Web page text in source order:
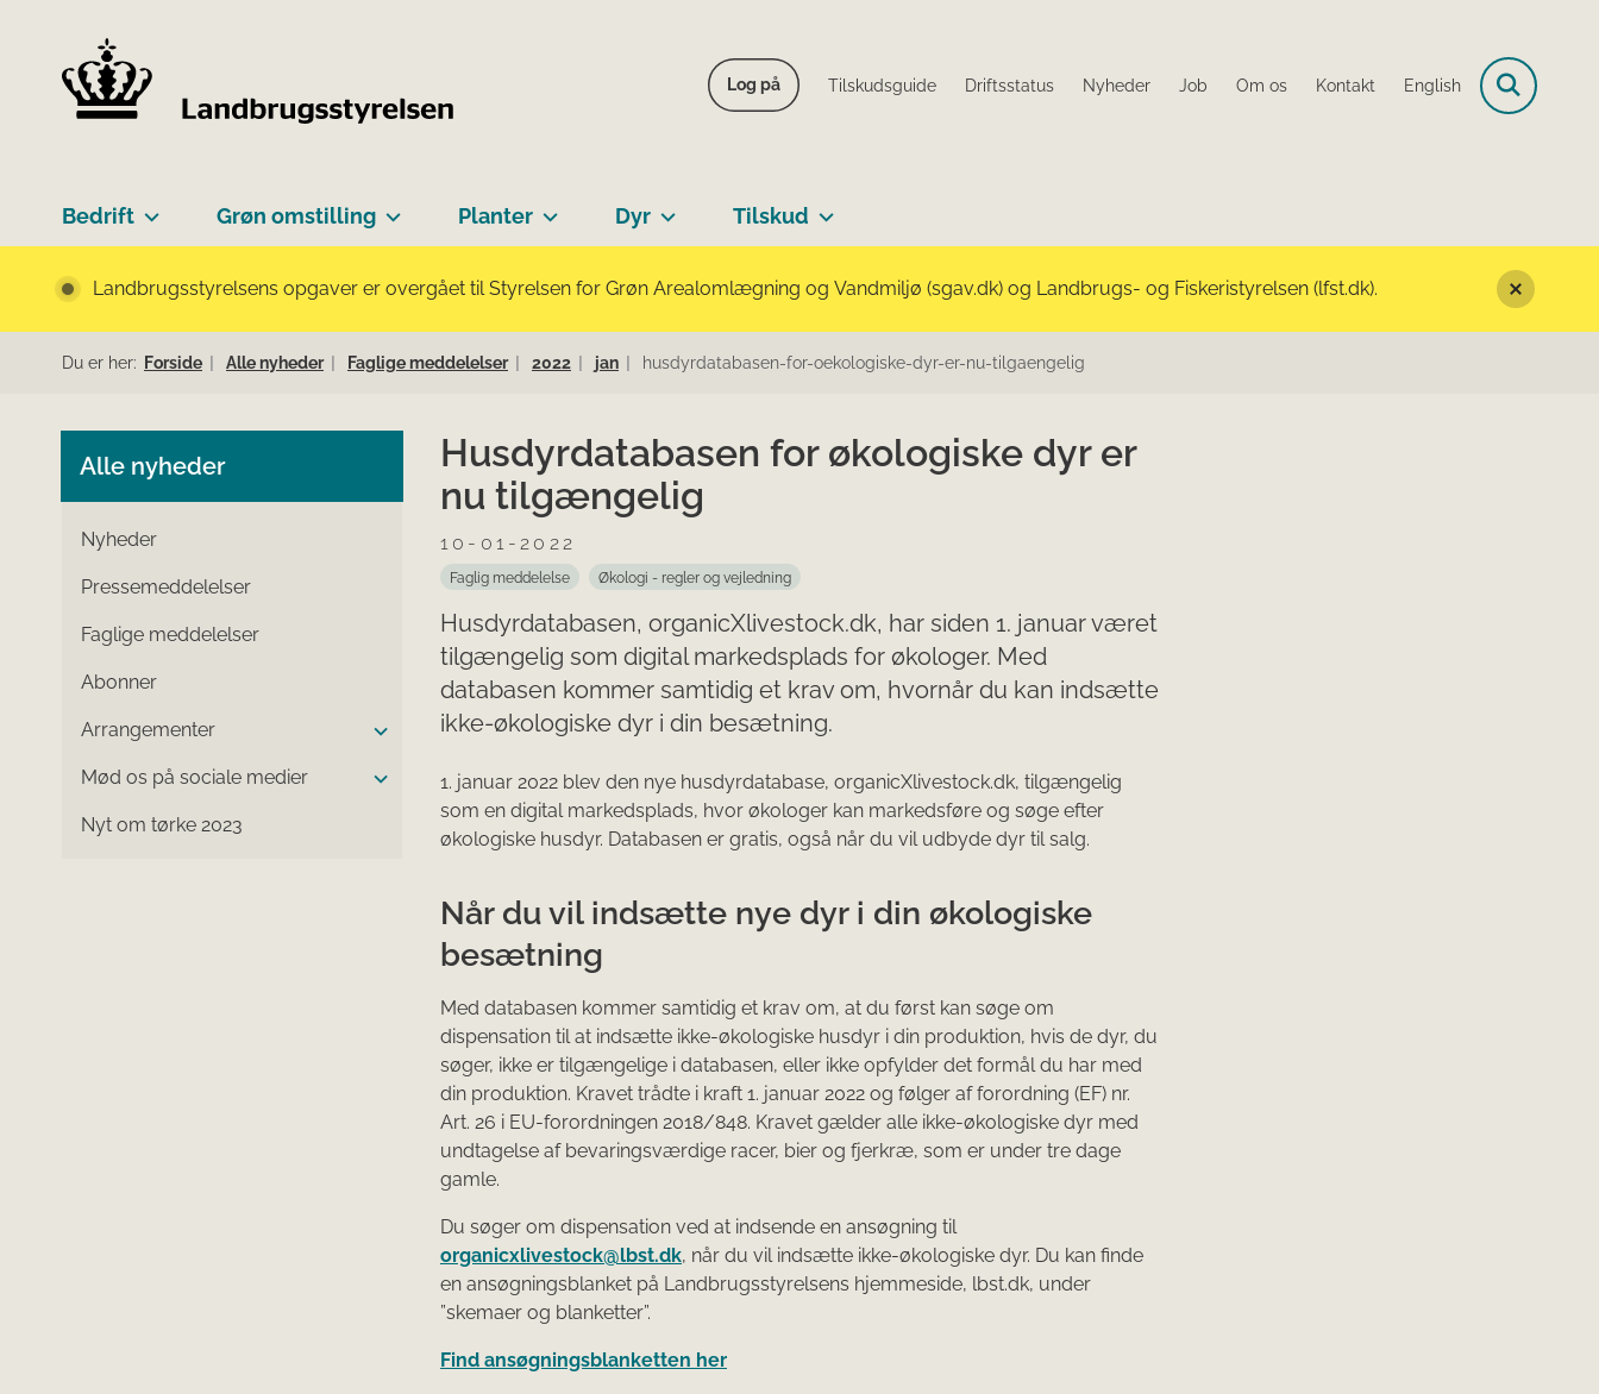
Log på Tilskudsguide Driftsstatus Nyheder Job Om os Kontakt English
Bedrift Grøn omstilling Planter Dyr Tilskud
Landbrugsstyrelsens opgaver er overgået til Styrelsen for Grøn Arealomlægning og Vandmiljø (sgav.dk) og Landbrugs- og Fiskeristyrelsen (lfst.dk).
Du er her: Forside Alle nyheder Faglige meddelelser 2022 jan husdyrdatabasen-for-oekologiske-dyr-er-nu-tilgaengelig
Alle nyheder
Nyheder
Pressemeddelelser
Faglige meddelelser
Abonner
Arrangementer
Mød os på sociale medier
Nyt om tørke 2023
Husdyrdatabasen for økologiske dyr er
nu tilgængelig
10-01-2022
Faglig meddelelse Økologi - regler og vejledning
Husdyrdatabasen, organicXlivestock.dk, har siden 1. januar været
tilgængelig som digital markedsplads for økologer. Med
databasen kommer samtidig et krav om, hvornår du kan indsætte
ikke-økologiske dyr i din besætning.
1. januar 2022 blev den nye husdyrdatabase, organicXlivestock.dk, tilgængelig
som en digital markedsplads, hvor økologer kan markedsføre og søge efter
økologiske husdyr. Databasen er gratis, også når du vil udbyde dyr til salg.
Når du vil indsætte nye dyr i din økologiske
besætning
Med databasen kommer samtidig et krav om, at du først kan søge om
dispensation til at indsætte ikke-økologiske husdyr i din produktion, hvis de dyr, du
søger, ikke er tilgængelige i databasen, eller ikke opfylder det formål du har med
din produktion. Kravet trådte i kraft 1. januar 2022 og følger af forordning (EF) nr.
Art. 26 i EU-forordningen 2018/848. Kravet gælder alle ikke-økologiske dyr med
undtagelse af bevaringsværdige racer, bier og fjerkræ, som er under tre dage
gamle.
Du søger om dispensation ved at indsende en ansøgning til
organicxlivestock@lbst.dk, når du vil indsætte ikke-økologiske dyr. Du kan finde
en ansøgningsblanket på Landbrugsstyrelsens hjemmeside, lbst.dk, under
”skemaer og blanketter”.
Find ansøgningsblanketten her